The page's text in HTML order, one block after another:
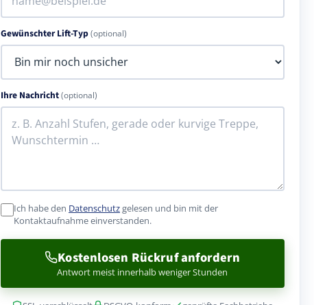
Gewünschter Lift-Typ(optional)
Ihre Nachricht(optional)
Ich habe den Datenschutzgelesen und bin mit der
Kontaktaufnahme einverstanden.
Kostenlosen Rückruf anfordern
Antwort meist innerhalb weniger Stunden